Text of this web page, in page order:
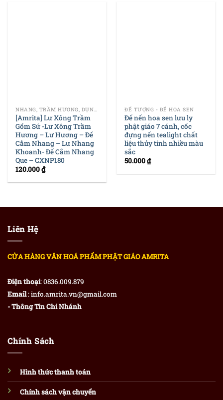
NHANG, TRẦM HƯƠNG, DỤNG CỤ ĐỐT TRẦM
[Amrita] Lư Xông Trầm
Gốm Sứ -Lư Xông Trầm
Hương – Lư Hương – Đế
Cắm Nhang – Lư Nhang
Khoanh- Đế Cắm Nhang
Que – CXNP180
120.000₫
ĐẾ TƯỢNG - ĐẾ HOA SEN
Đế nến hoa sen lưu ly
phật giáo 7 cánh, cốc
đựng nến tealight chất
liệu thủy tinh nhiều màu
sắc
50.000₫
Liên Hệ
CỬA HÀNG VĂN HOÁ PHẨM PHẬT GIÁO AMRITA
Điện thoại: 0836.009.879
Email: info.amrita.vn@gmail.com
- Thông Tin Chi Nhánh
Chính Sách
Hình thức thanh toán
Chính sách vận chuyển